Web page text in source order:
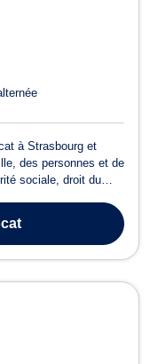
à Strasbourg et
des personnes et de
sociale, droit du
traite des dossiers